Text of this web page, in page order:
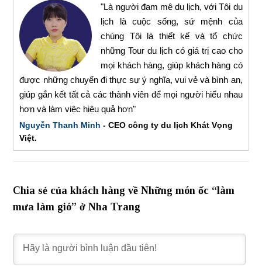
"Là người đam mê du lịch, với Tôi du
lịch là cuộc sống, sứ mệnh của
chúng Tôi là thiết kế và tổ chức
những Tour du lịch có giá trị cao cho
mọi khách hàng, giúp khách hàng có
được những chuyến đi thực sự ý nghĩa, vui vẻ và bình an,
giúp gắn kết tất cả các thành viên để mọi người hiểu nhau
hơn và làm việc hiệu quả hơn"
Nguyễn Thanh Minh - CEO công ty du lịch Khát Vọng
Việt.
Chia sẻ của khách hàng về Những món ốc “làm
mưa làm gió” ở Nha Trang